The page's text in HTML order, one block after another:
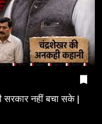
सरकार नहीं बचा सके |